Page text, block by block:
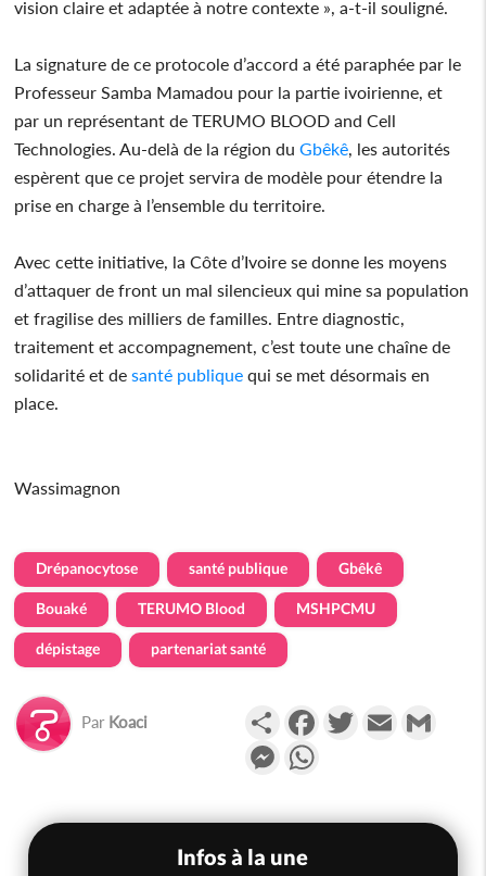
vision claire et adaptée à notre contexte », a-t-il souligné.
La signature de ce protocole d’accord a été paraphée par le
Professeur Samba Mamadou pour la partie ivoirienne, et
par un représentant de TERUMO BLOOD and Cell
Technologies. Au-delà de la région du Gbêkê, les autorités
espèrent que ce projet servira de modèle pour étendre la
prise en charge à l’ensemble du territoire.
Avec cette initiative, la Côte d’Ivoire se donne les moyens
d’attaquer de front un mal silencieux qui mine sa population
et fragilise des milliers de familles. Entre diagnostic,
traitement et accompagnement, c’est toute une chaîne de
solidarité et de santé publique qui se met désormais en
place.
Wassimagnon
Drépanocytose santé publique Gbêkê
Bouaké TERUMO Blood MSHPCMU
dépistage partenariat santé
Par Koaci PartagerFacebookTwitterEmail
Messenger
Infos à la une